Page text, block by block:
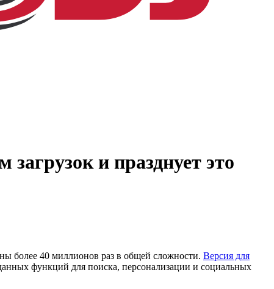
и празднует это
более 40 миллионов раз в общей сложности. Версия для
функций для поиска, персонализации и социальных